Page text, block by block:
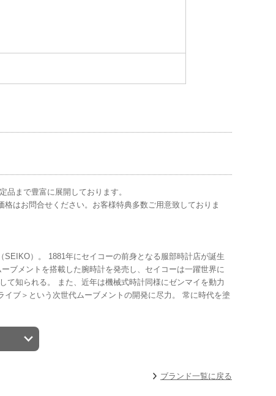
品まで豊富に展開しております。
はお問合せください。お客様特典多数ご用意致しておりま
）。 1881年にセイコーの前身となる服部時計店が誕生
ブメントを搭載した腕時計を発売し、セイコーは一躍世界に
て知られる。 また、近年は機械式時計同様にゼンマイを動力
ブ＞という次世代ムーブメントの開発に尽力。 常に時代を塗
ブランド一覧に戻る